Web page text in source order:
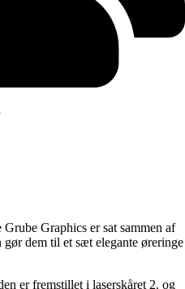
Graphics er sat sammen af
dem til et sæt elegante øreringe
er fremstillet i laserskåret 2. og